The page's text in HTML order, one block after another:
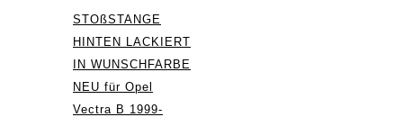
STOßSTANGE
HINTEN LACKIERT
IN WUNSCHFARBE
NEU für Opel
Vectra B 1999-